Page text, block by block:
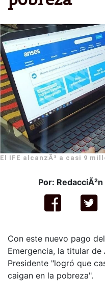
El IFE alcanzÃ³ a casi 9
Por:
Con este nuevo pago
Emergencia, la titular de
Presidente "logró que
caigan en la pobreza".